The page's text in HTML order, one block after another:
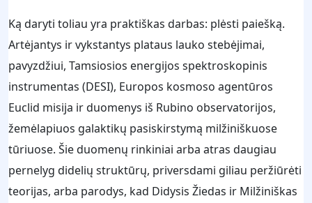
Ką daryti toliau yra praktiškas darbas: plėsti paiešką.
Artėjantys ir vykstantys plataus lauko stebėjimai,
pavyzdžiui, Tamsiosios energijos spektroskopinis
instrumentas (DESI), Europos kosmoso agentūros
Euclid misija ir duomenys iš Rubino observatorijos,
žemėlapiuos galaktikų pasiskirstymą milžiniškuose
tūriuose. Šie duomenų rinkiniai arba atras daugiau
pernelyg didelių struktūrų, priversdami giliau peržiūrėti
teorijas, arba parodys, kad Didysis Žiedas ir Milžiniškas